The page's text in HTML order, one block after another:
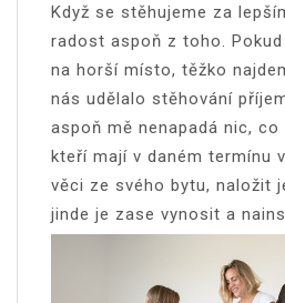
Když se stěhujeme za
radost aspoň z toho.
na horší místo, těžko
nás udělalo stěhování
aspoň mě nenapadá nic,
kteří mají v daném termínu
věci ze svého bytu, naložit
jinde je zase vynosit a